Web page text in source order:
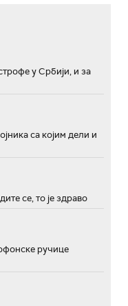
у Србији, и за
са којим дели и
се, то је здраво
ручице